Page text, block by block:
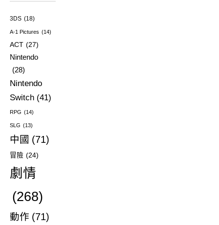
3DS (18)
A-1 Pictures (14)
ACT (27)
Nintendo
(28)
Nintendo
Switch (41)
RPG (14)
SLG (13)
中國 (71)
冒險 (24)
劇情
(268)
動作 (71)